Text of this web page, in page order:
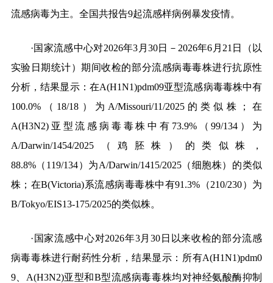
流感病毒为主。全国共报告9起流感样病例暴发疫情。
·国家流感中心对2026年3月30日－2026年6月21日（以
实验日期统计）期间收检的部分流感病毒毒株进行抗原性
分析，结果显示：在A(H1N1)pdm09亚型流感病毒毒株中有
100.0%（18/18）为A/Missouri/11/2025的类似株；在
A(H3N2)亚型流感病毒毒株中有73.9%（99/134 ）为
A/Darwin/1454/2025（鸡胚株）的类似株，
88.8%（119/134）为A/Darwin/1415/2025（细胞株）的类似
株；在B(Victoria)系流感病毒毒株中有91.3%（210/230）为
B/Tokyo/EIS13-175/2025的类似株。
·国家流感中心对2026年3月30日以来收检的部分流感
病毒毒株进行耐药性分析，结果显示：所有A(H1N1)pdm0
9、A(H3N2)亚型和B型流感病毒毒株均对神经氨酸酶抑制